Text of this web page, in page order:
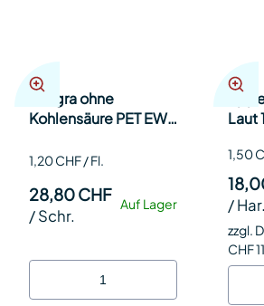
Allegra ohne
Kohlensäure PET EW
1,20 CHF / Fl.
Auf Lager
28,80 CHF
/Schr.
Laut
1,50
/Har.
zzgl.
CHF 11